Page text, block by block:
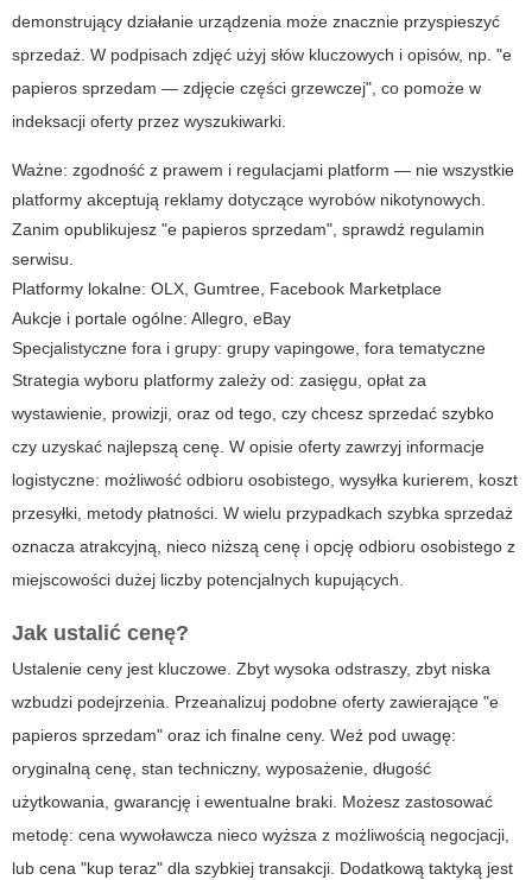
demonstrujący działanie urządzenia może znacznie przyspieszyć
sprzedaż. W podpisach zdjęć użyj słów kluczowych i opisów, np. "e
papieros sprzedam — zdjęcie części grzewczej", co pomoże w
indeksacji oferty przez wyszukiwarki.
Ważne: zgodność z prawem i regulacjami platform — nie wszystkie
platformy akceptują reklamy dotyczące wyrobów nikotynowych.
Zanim opublikujesz "e papieros sprzedam", sprawdź regulamin
serwisu.
Platformy lokalne: OLX, Gumtree, Facebook Marketplace
Aukcje i portale ogólne: Allegro, eBay
Specjalistyczne fora i grupy: grupy vapingowe, fora tematyczne
Strategia wyboru platformy zależy od: zasięgu, opłat za
wystawienie, prowizji, oraz od tego, czy chcesz sprzedać szybko
czy uzyskać najlepszą cenę. W opisie oferty zawrzyj informacje
logistyczne: możliwość odbioru osobistego, wysyłka kurierem, koszt
przesyłki, metody płatności. W wielu przypadkach szybka sprzedaż
oznacza atrakcyjną, nieco niższą cenę i opcję odbioru osobistego z
miejscowości dużej liczby potencjalnych kupujących.
Jak ustalić cenę?
Ustalenie ceny jest kluczowe. Zbyt wysoka odstraszy, zbyt niska
wzbudzi podejrzenia. Przeanalizuj podobne oferty zawierające "e
papieros sprzedam" oraz ich finalne ceny. Weź pod uwagę:
oryginalną cenę, stan techniczny, wyposażenie, długość
użytkowania, gwarancję i ewentualne braki. Możesz zastosować
metodę: cena wywoławcza nieco wyższa z możliwością negocjacji,
lub cena "kup teraz" dla szybkiej transakcji. Dodatkową taktyką jest